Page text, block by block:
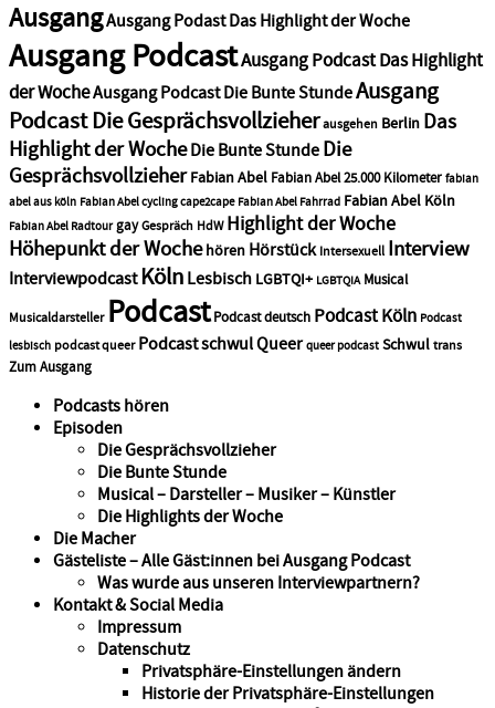
AusgangAusgang Podast Das Highlight der Woche
Ausgang PodcastAusgang Podcast Das Highlight
der WocheAusgang Podcast Die Bunte StundeAusgang
Podcast Die Gesprächsvollzieher ausgehen Berlin Das
Highlight der WocheDie Bunte StundeDie
Gesprächsvollzieher Fabian Abel Fabian Abel 25.000 Kilometer fabian
abel aus köln Fabian Abel cycling cape2cape Fabian Abel Fahrrad Fabian Abel Köln
Fabian Abel Radtour gay Gespräch HdW Highlight der Woche
Höhepunkt der Woche hören Hörstück Intersexuell Interview
InterviewpodcastKöln Lesbisch LGBTQI+ LGBTQIA Musical
Musicaldarsteller Podcast Podcast deutsch Podcast Köln Podcast
lesbisch podcast queer Podcast schwulQueer queer podcast Schwul trans
Zum Ausgang
Podcasts hören
Episoden
Die Gesprächsvollzieher
Die Bunte Stunde
Musical – Darsteller – Musiker – Künstler
Die Highlights der Woche
Die Macher
Gästeliste – Alle Gäst:innen bei Ausgang Podcast
Was wurde aus unseren Interviewpartnern?
Kontakt & Social Media
Impressum
Datenschutz
Privatsphäre-Einstellungen ändern
Historie der Privatsphäre-Einstellungen